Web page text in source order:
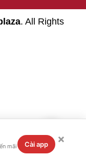
. All Rights
mãi
Cài app ×